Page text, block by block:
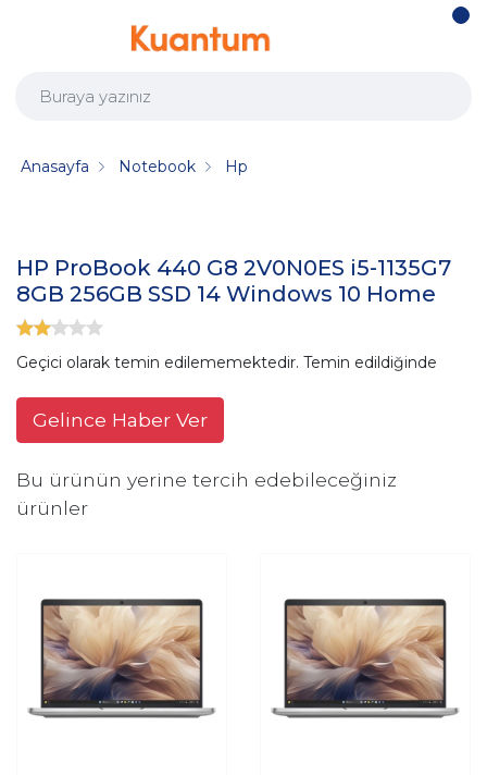
Anasayfa Notebook Hp
HP ProBook 440 G8 2V0N0ES i5-1135G7
8GB 256GB SSD 14 Windows 10 Home
Geçici olarak temin edilememektedir. Temin edildiğinde
Gelince Haber Ver
Bu ürünün yerine tercih edebileceğiniz
ürünler